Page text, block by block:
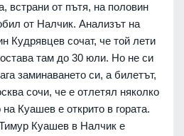
встрани от пътя, на половин
от Налчик. Анализът на
Кудрявцев сочат, че той лети
там до 30 юли. Но не си
заминаването си, а билетът,
сочи, че е отлетял няколко
Куашев е открито в гората.
Куашев в Налчик е